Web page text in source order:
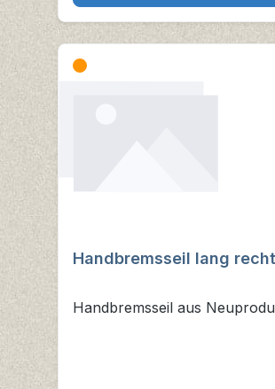
Handbremsseil lang
Handbremsseil aus